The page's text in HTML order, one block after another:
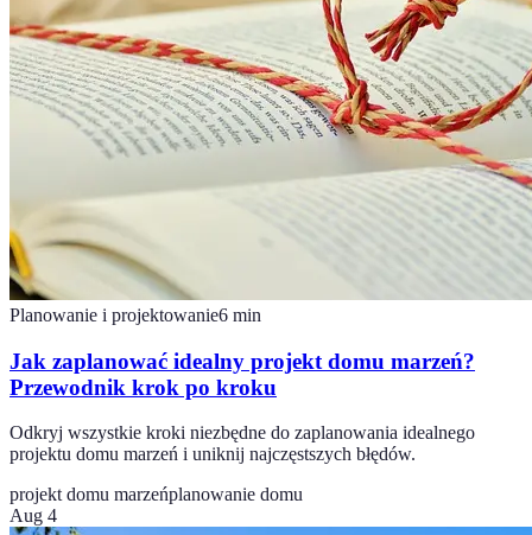
Planowanie i projektowanie6 min
Jak zaplanować idealny projekt domu marzeń?
Przewodnik krok po kroku
Odkryj wszystkie kroki niezbędne do zaplanowania idealnego
projektu domu marzeń i uniknij najczęstszych błędów.
projekt domu marzeńplanowanie domu
Aug 4